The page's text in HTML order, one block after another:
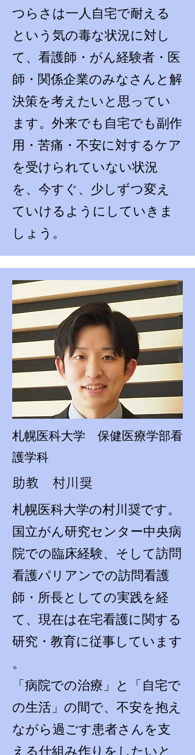
つらさは一人自宅で耐える
という気の毒な状況に対し
て、看護師・がん経験者・医
師・関係企業のみなさんと解
決策を考えたいと思ってい
ます。外来でも自宅でも副作
用・苦痛・不安に対するケア
を受けられていない状況
を、今すぐ、少しずつ変え
ていけるようにしていきま
しょう。
札幌医科大学 保健医療学部看
護学科
​助教 村川奨
札幌医科大学の村川奨です。
国立がん研究センター中央病
院での臨床経験、そして訪問
看護パリアンでの訪問看護
師・所長としての実践を経
て、現在は在宅看護に関する
研究・教育に従事しています
。
「病院での治療」と「自宅で
の生活」の間で、不安を抱え
ながら過ごす患者さんを支
える仕組み作りをしたいと